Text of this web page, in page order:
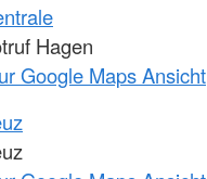
Hagen
Google Maps Ansicht